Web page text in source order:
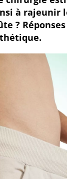
à rajeunir
?